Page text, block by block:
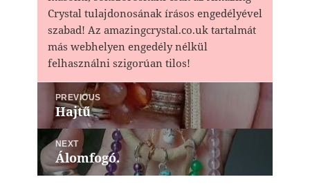
Crystal tulajdonosának írásos engedélyével
szabad! Az amazingcrystal.co.uk tartalmát
más webhelyen engedély nélkül
felhasználni szigorúan tilos!
Bejegyzés
navigáció
PREVIOUS
Previous
post:
Hajtű
NEXT
Next
post:
Álomfogó.